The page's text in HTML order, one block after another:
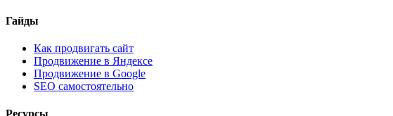
Гайды
Как продвигать сайт
Продвижение в Яндексе
Продвижение в Google
SEO самостоятельно